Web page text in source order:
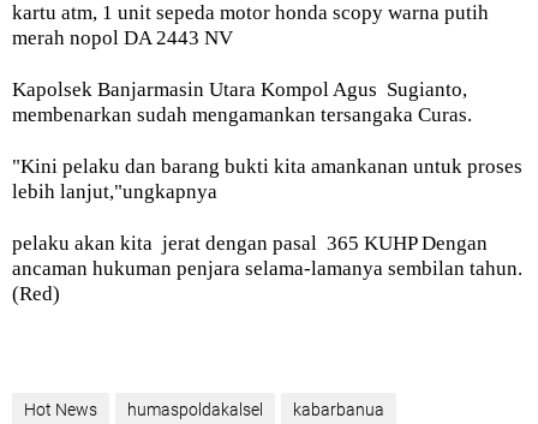
kartu atm, 1 unit sepeda motor honda scopy warna putih
merah nopol DA 2443 NV
Kapolsek Banjarmasin Utara Kompol Agus Sugianto,
membenarkan sudah mengamankan tersangaka Curas.
"Kini pelaku dan barang bukti kita amankanan untuk proses
lebih lanjut,"ungkapnya
pelaku akan kita jerat dengan pasal 365 KUHP Dengan
ancaman hukuman penjara selama-lamanya sembilan tahun.
(Red)
Hot News humaspoldakalsel kabarbanua